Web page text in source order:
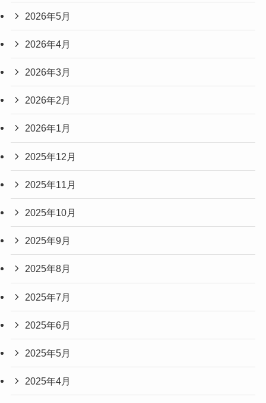
2026年5月
2026年4月
2026年3月
2026年2月
2026年1月
2025年12月
2025年11月
2025年10月
2025年9月
2025年8月
2025年7月
2025年6月
2025年5月
2025年4月